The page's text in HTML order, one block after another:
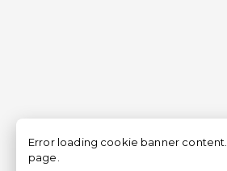
Error loading cookie banner
page.